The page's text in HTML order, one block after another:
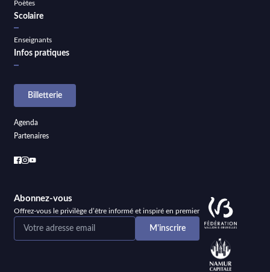
Poètes
Scolaire
Enseignants
Infos pratiques
Billetterie
Agenda
Partenaires
Abonnez-vous
Offrez-vous le privilège d’être informé et inspiré en premier